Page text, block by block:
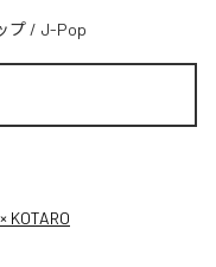
プ / J-Pop
KOTARO